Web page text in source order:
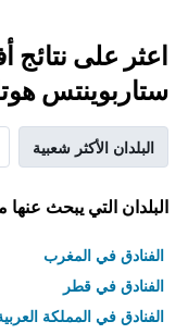
اعثر على
ستاربوينتس
البلدان الأكثر شعبية
البلدان التي يبحث عنها
الفنادق في المغرب
الفنادق في قطر
الفنادق في المملكة